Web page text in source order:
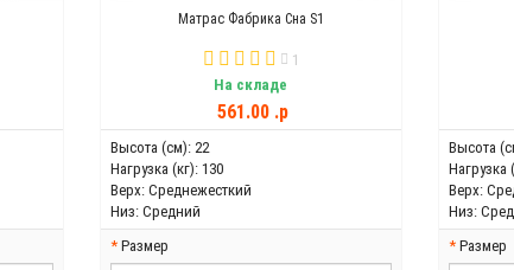
Матрас Фабрика Сна S1
1
На складе
561.00 .p
Высота (см): 22
Нагрузка (кг): 130
Верх: Среднежесткий
Низ: Средний
Размер
Высота
Нагрузка
Верх:
Низ:
Размер